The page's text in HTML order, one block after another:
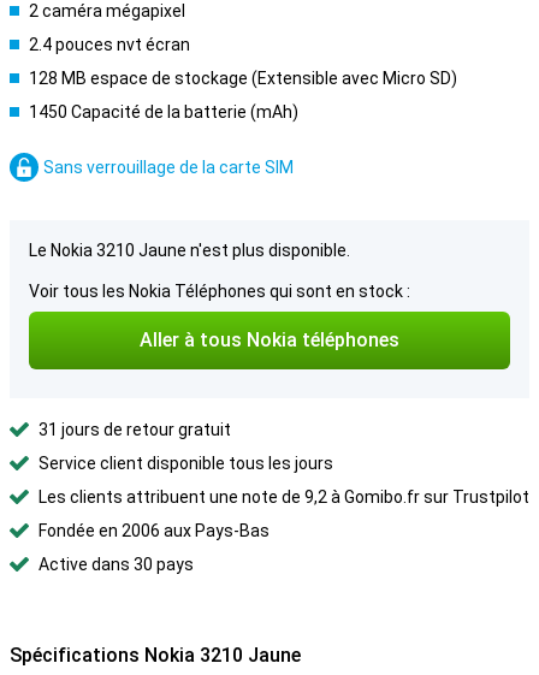
2 caméra mégapixel
2.4 pouces nvt écran
128 MB espace de stockage (Extensible avec Micro SD)
1450 Capacité de la batterie (mAh)
Sans verrouillage de la carte SIM
Le Nokia 3210 Jaune n'est plus disponible.
Voir tous les Nokia Téléphones qui sont en stock :
Aller à tous Nokia téléphones
31 jours de retour gratuit
Service client disponible tous les jours
Les clients attribuent une note de 9,2 à Gomibo.fr sur Trustpilot
Fondée en 2006 aux Pays-Bas
Active dans 30 pays
Spécifications Nokia 3210 Jaune